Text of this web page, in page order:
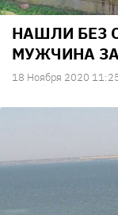
НАШЛИ БЕЗ
МУЖЧИНА
18 Ноября 2020